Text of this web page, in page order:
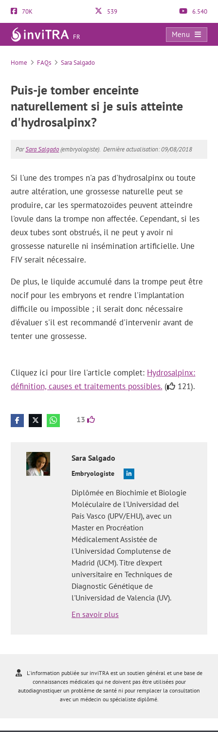
70K 539 6.540
FR
Menu
FAQs
Home FAQs Sara Salgado
Puis-je tomber enceinte
naturellement si je suis atteinte
d'hydrosalpinx?
ParSara Salgado(embryologiste). Dernière actualisation: 09/08/2018
Si l'une des trompes n'a pas d'hydrosalpinx ou toute
autre altération, une grossesse naturelle peut se
produire, car les spermatozoïdes peuvent atteindre
l'ovule dans la trompe non affectée. Cependant, si les
deux tubes sont obstrués, il ne peut y avoir ni
grossesse naturelle ni insémination artificielle. Une
FIV serait nécessaire.
De plus, le liquide accumulé dans la trompe peut être
nocif pour les embryons et rendre l'implantation
difficile ou impossible ; il serait donc nécessaire
d'évaluer s'il est recommandé d'intervenir avant de
tenter une grossesse.
Cliquez ici pour lire l'article complet: Hydrosalpinx:
définition, causes et traitements possibles. ( 121).
13
Sara Salgado
Embryologiste
Diplômée en Biochimie et Biologie
Moléculaire de l'Universidad del
País Vasco (UPV/EHU), avec un
Master en Procréation
Médicalement Assistée de
l'Universidad Complutense de
Madrid (UCM). Titre d'expert
universitaire en Techniques de
Diagnostic Génétique de
l'Universidad de Valencia (UV).
En savoir plus
L'information publiée sur inviTRA est un soutien général et une base de
connaissances médicales qui ne doivent pas être utilisées pour
autodiagnostiquer un problème de santé ni pour remplacer la consultation
avec un médecin ou spécialiste diplômé.